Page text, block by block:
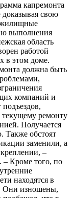
капремонта
доказывая свою
жилищные
выполнения
область
работой
в этом доме.
должна быть
компаний и
текущему ремонту
Получается
Также обстоят
заменили, а
–
Кроме того, по
находятся в
Они изношены,